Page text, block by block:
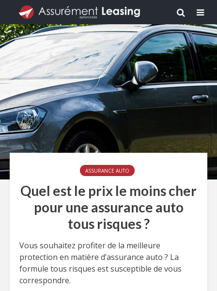
ASSURANCE AUTO
Quel est le prix le moins cher
pour une assurance auto
tous risques ?
Vous souhaitez profiter de la meilleure
protection en matière d’assurance auto ? La
formule tous risques est susceptible de vous
correspondre.